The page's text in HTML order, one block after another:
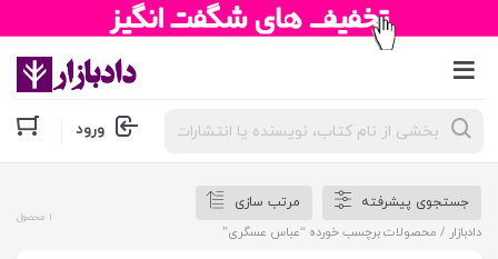
جستجوی
محصولات ورود
جستجوی پیشرفته
مرتب سازی
دادبازار / محصولات برچسب خورده “عباس عسگری”
1 محصول